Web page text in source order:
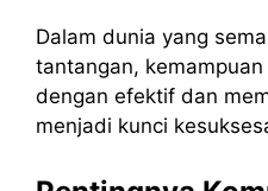
Dalam dunia yang
tantangan,
dengan efektif dan
menjadi kunci